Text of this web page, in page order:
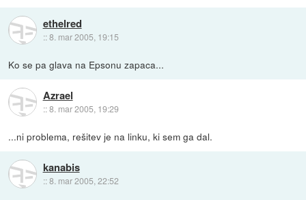
ethelred
::8. mar 2005, 19:15
Ko se pa glava na Epsonu zapaca...
Azrael
::8. mar 2005, 19:29
...ni problema, rešitev je na linku, ki sem ga dal.
kanabis
::8. mar 2005, 22:52